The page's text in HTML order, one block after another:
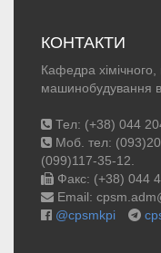
КОНТАКТИ
Кафедра хімічного,
машинобудування
Тел: (+38) 044
Моб. тел:
(099)117-35-12.
Факс: (+38) 044
Email:
@cpsmkpi